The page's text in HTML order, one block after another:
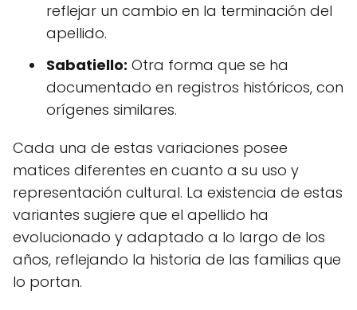
reflejar un cambio en la terminación del
apellido.
Sabatiello: Otra forma que se ha
documentado en registros históricos, con
orígenes similares.
Cada una de estas variaciones posee
matices diferentes en cuanto a su uso y
representación cultural. La existencia de estas
variantes sugiere que el apellido ha
evolucionado y adaptado a lo largo de los
años, reflejando la historia de las familias que
lo portan.